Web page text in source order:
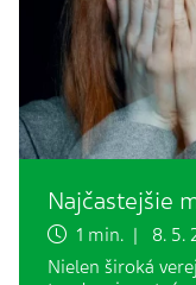
Najčastejšie
1 min. | 8. 5.
Nielen široká